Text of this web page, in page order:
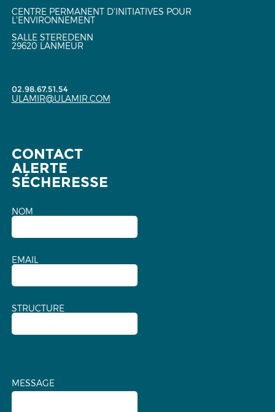
CENTRE PERMANENT D'INITIATIVES POUR
L'ENVIRONNEMENT
SALLE STEREDENN
29620 LANMEUR
02.98.67.51.54
ULAMIR@ULAMIR.COM
CONTACT
ALERTE
SÉCHERESSE
NOM
EMAIL
STRUCTURE
MESSAGE